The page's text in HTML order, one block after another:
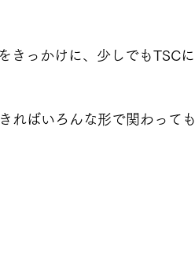
きっかけに、少しでもTSCに
ればいろんな形で関わっても